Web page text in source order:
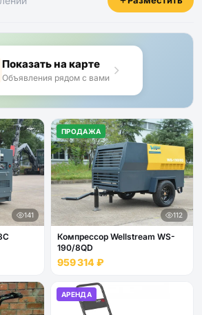
Показать на карте
Объявления рядом с вами
141
8C
ПРОДАЖА
112
Компрессор Wellstream WS-
190/8QD
959 314 ₽
АРЕНДА